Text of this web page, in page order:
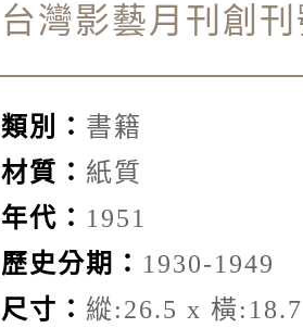
台灣影藝月刊創
類別： 書籍
材質： 紙質
年代： 1951
歷史分期： 1930-1949
尺寸： 縱:26.5 x 橫